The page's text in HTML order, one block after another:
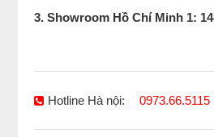
3. Showroom Hồ Chí Minh 1:
Hotline Hà nội: 0973.66.5115